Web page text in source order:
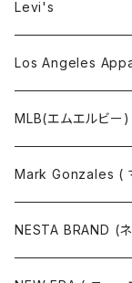
靴下
Levi's
Los Angeles
MLB(エムエルビー)
Mark Gonzales (
NESTA BRAND (ネ